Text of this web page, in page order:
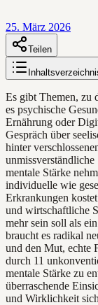
25. März 2026
Teilen
Es gibt Themen, zu
es psychische
Ernährung oder
Gespräch über
hinter
mentale Stärke
individuelle wie
Erkrankungen
und wirtschaftliche
mehr sein soll als
braucht es radikal
und den Mut, echte
durch 11
mentale Stärke zu
überraschende
und Wirklichkeit